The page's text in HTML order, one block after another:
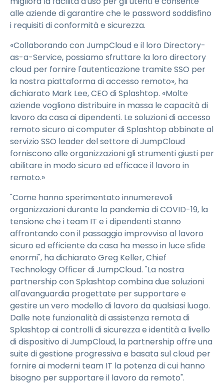
alle aziende di garantire che le password soddisfino
i requisiti di conformità e sicurezza.
«Collaborando con JumpCloud e il loro Directory-
as-a-Service, possiamo sfruttare la loro directory
cloud per fornire l'autenticazione tramite SSO per
la nostra piattaforma di accesso remoto», ha
dichiarato Mark Lee, CEO di Splashtop. «Molte
aziende vogliono distribuire in massa le capacità di
lavoro da casa ai dipendenti. Le soluzioni di accesso
remoto sicuro ai computer di Splashtop abbinate al
servizio SSO leader del settore di JumpCloud
forniscono alle organizzazioni gli strumenti giusti per
abilitare in modo sicuro ed efficace il lavoro in
remoto.»
"Come hanno sperimentato innumerevoli
organizzazioni durante la pandemia di COVID-19, la
tensione che i team IT e i dipendenti stanno
affrontando con il passaggio improvviso al lavoro
sicuro ed efficiente da casa ha messo in luce sfide
enormi", ha dichiarato Greg Keller, Chief
Technology Officer di JumpCloud. "La nostra
partnership con Splashtop combina due soluzioni
all'avanguardia progettate per supportare e
gestire un vero modello di lavoro da qualsiasi luogo.
Dalle note funzionalità di assistenza remota di
Splashtop ai controlli di sicurezza e identità a livello
di dispositivo di JumpCloud, la partnership offre una
suite di gestione progressiva e basata sul cloud per
fornire ai moderni team IT la potenza di cui hanno
bisogno per supportare il lavoro da remoto".